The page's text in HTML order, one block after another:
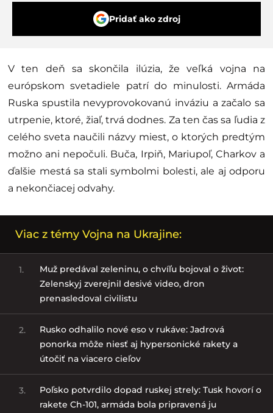
Pridať ako zdroj
V ten deň sa skončila ilúzia, že veľká vojna na
európskom svetadiele patrí do minulosti. Armáda
Ruska spustila nevyprovokovanú inváziu a začalo sa
utrpenie, ktoré, žiaľ, trvá dodnes. Za ten čas sa ľudia z
celého sveta naučili názvy miest, o ktorých predtým
možno ani nepočuli. Buča, Irpiň, Mariupoľ, Charkov a
ďalšie mestá sa stali symbolmi bolesti, ale aj odporu
a nekončiacej odvahy.
Viac z témy Vojna na Ukrajine:
1.
Muž predával zeleninu, o chvíľu bojoval o život:
Zelenskyj zverejnil desivé video, dron
prenasledoval civilistu
2.
Rusko odhalilo nové eso v rukáve: Jadrová
ponorka môže niesť aj hypersonické rakety a
útočiť na viacero cieľov
3.
Poľsko potvrdilo dopad ruskej strely: Tusk hovorí o
rakete Ch-101, armáda bola pripravená ju